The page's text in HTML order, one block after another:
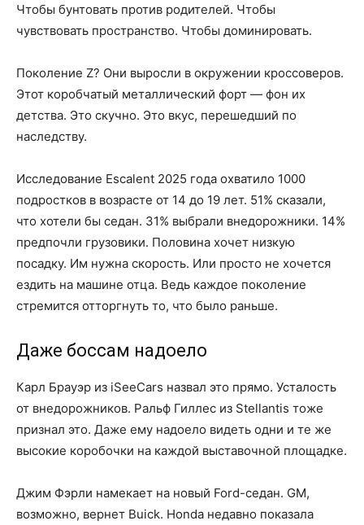
Чтобы бунтовать против родителей. Чтобы
чувствовать пространство. Чтобы доминировать.
Поколение Z? Они выросли в окружении кроссоверов.
Этот коробчатый металлический форт — фон их
детства. Это скучно. Это вкус, перешедший по
наследству.
Исследование Escalent 2025 года охватило 1000
подростков в возрасте от 14 до 19 лет. 51% сказали,
что хотели бы седан. 31% выбрали внедорожники. 14%
предпочли грузовики. Половина хочет низкую
посадку. Им нужна скорость. Или просто не хочется
ездить на машине отца. Ведь каждое поколение
стремится отторгнуть то, что было раньше.
Даже боссам надоело
Карл Брауэр из iSeeCars назвал это прямо. Усталость
от внедорожников. Ральф Гиллес из Stellantis тоже
признал это. Даже ему надоело видеть одни и те же
высокие коробочки на каждой выставочной площадке.
Джим Фэрли намекает на новый Ford-седан. GM,
возможно, вернет Buick. Honda недавно показала